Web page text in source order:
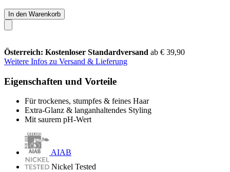
In den Warenkorb
Österreich: Kostenloser Standardversand ab € 39,90
Weitere Infos zu Versand & Lieferung
Eigenschaften und Vorteile
Für trockenes, stumpfes & feines Haar
Extra-Glanz & langanhaltendes Styling
Mit saurem pH-Wert
AIAB
Nickel Tested